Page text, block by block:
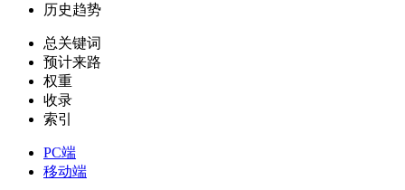
历史趋势
总关键词
预计来路
权重
收录
索引
PC端
移动端